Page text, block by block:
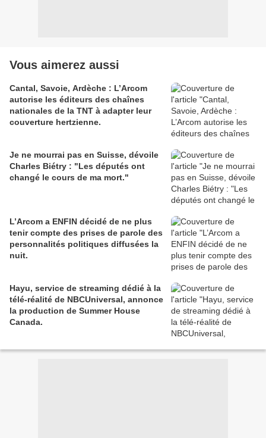
Vous aimerez aussi
Cantal, Savoie, Ardèche : L’Arcom
autorise les éditeurs des chaînes
nationales de la TNT à adapter leur
couverture hertzienne.
Je ne mourrai pas en Suisse, dévoile
Charles Biétry : "Les députés ont
changé le cours de ma mort."
L’Arcom a ENFIN décidé de ne plus
tenir compte des prises de parole des
personnalités politiques diffusées la
nuit.
Hayu, service de streaming dédié à la
télé-réalité de NBCUniversal, annonce
la production de Summer House
Canada.